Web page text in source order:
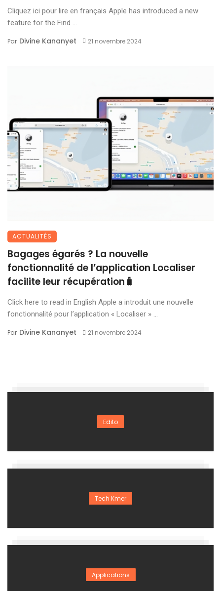
Cliquez ici pour lire en français Apple has introduced a new
feature for the Find ...
Par Divine Kananyet 21 novembre 2024
ACTUALITÉS
Bagages égarés ? La nouvelle
fonctionnalité de l’application Localiser
facilite leur récupération🧳
Click here to read in English Apple a introduit une nouvelle
fonctionnalité pour l’application « Localiser » ...
Par Divine Kananyet 21 novembre 2024
Edito
Tech Kmer
Applications